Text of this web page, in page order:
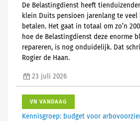
De Belastingdienst heeft
klein Duits pensioen jarenlang te veel
betalen. Het gaat in totaal om zo’n
hoe de Belastingdienst deze enorme
repareren, is nog onduidelijk. Dat
Rogier de Haan.
23 juli 2026
VN VANDAAG
Kennisgroep: budget voor